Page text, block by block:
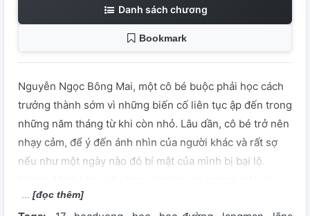
Danh sách chương
Bookmark
Nguyễn Ngọc Bông Mai, một cô bé buộc phải học cách
trưởng thành sớm vì những biến cố liên tục ập đến trong
những năm tháng từ khi còn nhỏ. Lâu dần, cô bé trở nên
nhạy cảm, để ý đến ánh nhìn của người khác và rất sợ
nếu như một ngày nào đó bí mật của mình bị bại lộ.
hình bóng rất giống với người từng tổn thương và phản
[đọc thêm]